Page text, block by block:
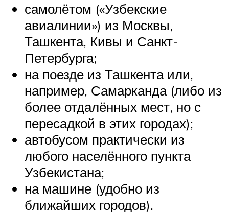
самолётом («Узбекские
авиалинии») из Москвы,
Ташкента, Кивы и Санкт-
Петербурга;
на поезде из Ташкента или,
например, Самарканда (либо из
более отдалённых мест, но с
пересадкой в этих городах);
автобусом практически из
любого населённого пункта
Узбекистана;
на машине (удобно из
ближайших городов).